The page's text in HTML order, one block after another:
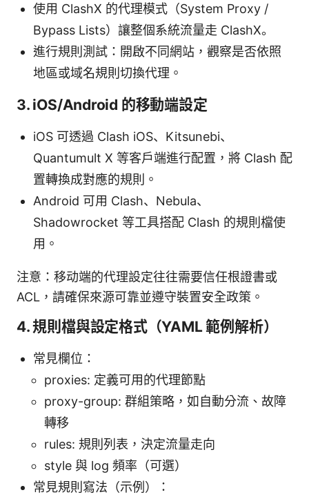
使用 ClashX 的代理模式（System Proxy /
Bypass Lists）讓整個系統流量走 ClashX。
進行規則測試：開啟不同網站，觀察是否依照
地區或域名規則切換代理。
3. iOS/Android 的移動端設定
iOS 可透過 Clash iOS、Kitsunebi、
Quantumult X 等客戶端進行配置，將 Clash 配
置轉換成對應的規則。
Android 可用 Clash、Nebula、
Shadowrocket 等工具搭配 Clash 的規則檔使
用。
注意：移动端的代理設定往往需要信任根證書或
ACL，請確保來源可靠並遵守裝置安全政策。
4. 規則檔與設定格式（YAML 範例解析）
常見欄位：
proxies: 定義可用的代理節點
proxy-group: 群組策略，如自動分流、故障
轉移
rules: 規則列表，決定流量走向
style 與 log 頻率（可選）
常見規則寫法（示例）：